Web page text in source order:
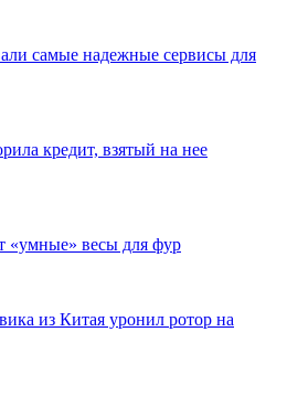
самые надежные сервисы для
кредит, взятый на нее
«умные» весы для фур
из Китая уронил ротор на